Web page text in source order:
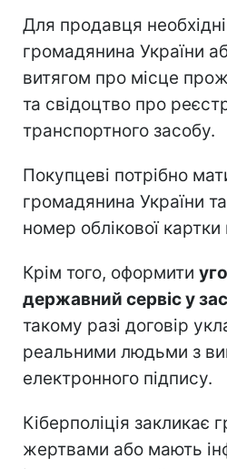
Для продавця
громадянина України
витягом про місце
та свідоцтво про
транспортного засобу.
Покупцеві потрібно
громадянина України
номер облікової
Крім того, оформити
державний сервіс у
такому разі договір
реальними людьми з
електронного підпису.
Кіберполіція закликає
жертвами або мають